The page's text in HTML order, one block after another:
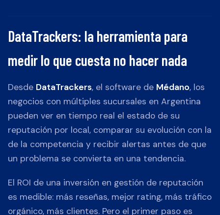
DataTrackers: la herramienta para
medir lo que cuesta no hacer nada
Desde DataTrackers, el software de Médano, los
negocios con múltiples sucursales en Argentina
pueden ver en tiempo real el estado de su
reputación por local, comparar su evolución con la
de la competencia y recibir alertas antes de que
un problema se convierta en una tendencia.
El ROI de una inversión en gestión de reputación
es medible: más reseñas, mejor rating, más tráfico
orgánico, más clientes. Pero el primer paso es